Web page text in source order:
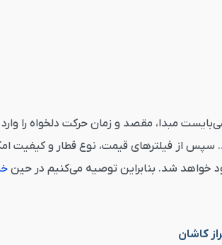
خرید بلیط قطار شیراز کاشان از قاصدک 24 می‌بایست مبدا،
از فیلترهای قیمت، نوع قطار و کیفیت
خواهد شد. بنابراین توصیه می‌کنیم در حین
کاشان